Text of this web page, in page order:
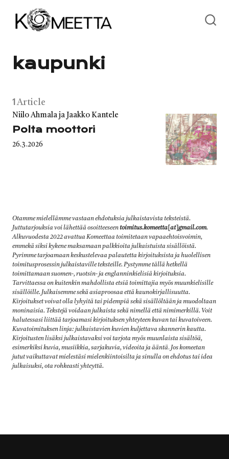
kaupunki
1Article
Category
Niilo Ahmala ja Jaakko Kantele
Polta moottori
Published
26.3.2026
Otamme mielellämme vastaan ehdotuksia julkaistavista teksteistä.
Juttutarjouksia voi lähettää osoitteeseentoimitus.komeetta[at]gmail.com.
Alkuvuodesta 2022 avattua Komeettaa toimitetaan vapaaehtoisvoimin,
emmekä siksi kykene maksamaan palkkioita julkaistuista sisällöistä.
Pyrimme tarjoamaan keskustelevaa palautetta kirjoituksista ja huolellisen
toimitusprosessin julkaistaville teksteille. Pystymme tällä hetkellä
toimittamaan suomen-, ruotsin- ja englanninkielisiä kirjoituksia.
Tarvittaessa on kuitenkin mahdollista etsiä toimittajia myös muunkielisille
sisällöille. Julkaisemme sekä asiaproosaa että kaunokirjallisuutta.
Kirjoitukset voivat olla lyhyitä tai pidempiä sekä sisällöltään ja muodoltaan
moninaisia. Tekstejä voidaan julkaista sekä nimellä että nimimerkillä. Voit
halutessasi liittää tarjoamasi kirjoituksen yhteyteen kuvan tai kuvatoiveen.
Kuvatoimituksen linja: julkaistavien kuvien kuljettava skannerin kautta.
Kirjoitusten lisäksi julkaistavaksi voi tarjota myös muunlaista sisältöä,
esimerkiksi kuvia, musiikkia, sarjakuvia, videoita ja ääntä. Jos komeetan
jutut vaikuttavat mielestäsi mielenkiintoisilta ja sinulla on ehdotus tai idea
julkaisuksi, ota rohkeasti yhteyttä.